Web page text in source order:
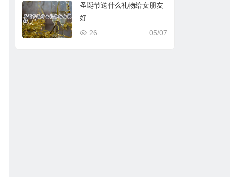
圣诞节送什么礼物给女朋友
好
05/07
26